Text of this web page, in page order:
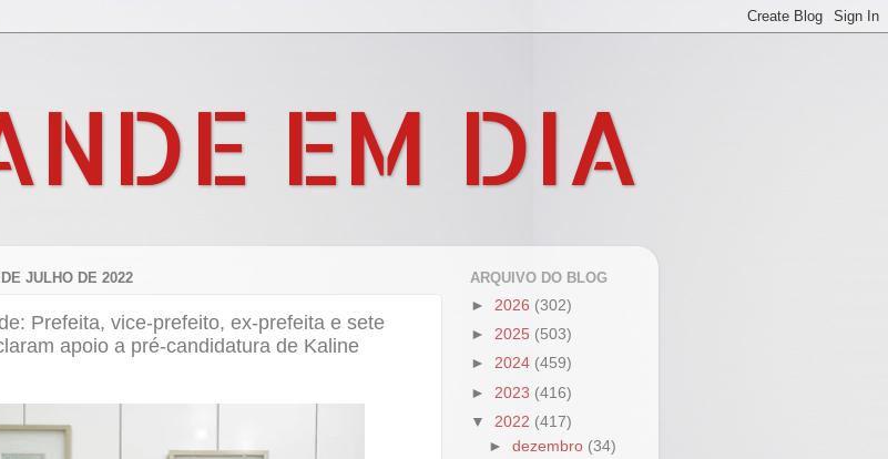
EM DIA
JULHO DE 2022
Prefeita, vice-prefeito, ex-prefeita e sete
apoio a pré-candidatura de Kaline
ARQUIVO DO BLOG
► 2026 (302)
► 2025 (503)
► 2024 (459)
► 2023 (416)
▼ 2022 (417)
►dezembro (34)